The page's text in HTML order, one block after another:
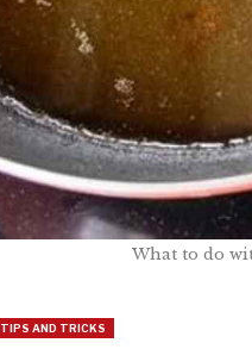
What to do
TIPS AND TRICKS